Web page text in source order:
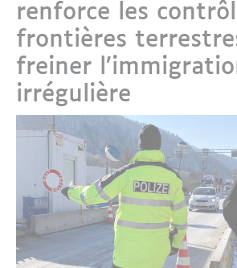
renforce les
frontières
freiner
irrégulière